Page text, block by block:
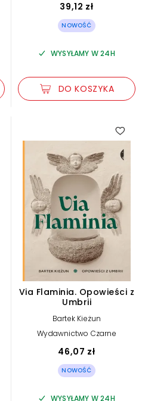
39,12 zł
NOWOŚĆ
WYSYŁAMY W 24H
DO KOSZYKA
Via Flaminia. Opowieści z
Umbrii
Bartek Kieżun
Wydawnictwo Czarne
46,07 zł
NOWOŚĆ
WYSYŁAMY W 24H